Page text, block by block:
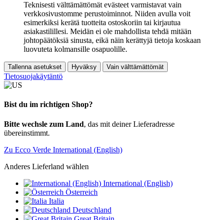
Teknisesti välttämättömät evästeet varmistavat vain
verkkosivustomme perustoiminnot. Niiden avulla voit
esimerkiksi kerätä tuotteita ostoskoriin tai kirjautua
asiakastilillesi. Meidän ei ole mahdollista tehdä mitään
johtopäätöksiä sinusta, eikä näin kerättyjä tietoja koskaan
luovuteta kolmansille osapuolille.
Tallenna asetukset Hyväksy Vain välttämättömät
Tietosuojakäytäntö
Bist du im richtigen Shop?
Bitte wechsle zum Land, das mit deiner Lieferadresse
übereinstimmt.
Zu Ecco Verde International (English)
Anderes Lieferland wählen
International (English)
Österreich
Italia
Deutschland